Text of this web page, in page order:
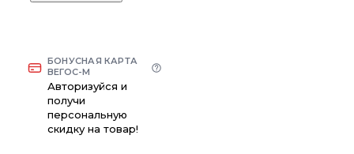
БОНУСНАЯ КАРТА
ВЕГОС-М
Авторизуйся и
получи
персональную
скидку на товар!